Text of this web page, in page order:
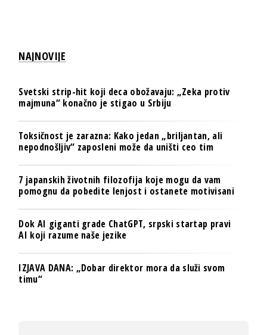
NAJNOVIJE
Svetski strip-hit koji deca obožavaju: „Zeka protiv
majmuna“ konačno je stigao u Srbiju
Toksičnost je zarazna: Kako jedan „briljantan, ali
nepodnošljiv“ zaposleni može da uništi ceo tim
7 japanskih životnih filozofija koje mogu da vam
pomognu da pobedite lenjost i ostanete motivisani
Dok AI giganti grade ChatGPT, srpski startap pravi
AI koji razume naše jezike
IZJAVA DANA: „Dobar direktor mora da služi svom
timu“